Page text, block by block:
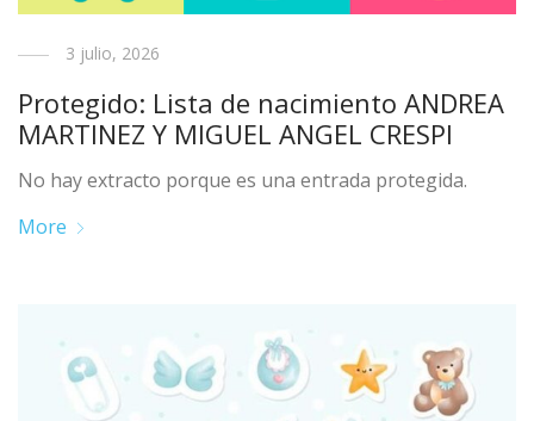
3 julio, 2026
Protegido: Lista de nacimiento ANDREA
MARTINEZ Y MIGUEL ANGEL CRESPI
No hay extracto porque es una entrada protegida.
More